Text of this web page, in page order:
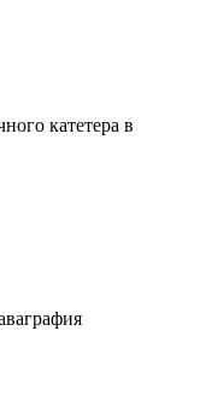
катетера в